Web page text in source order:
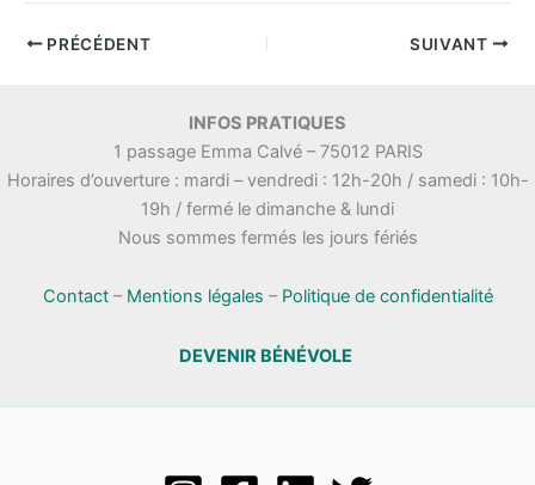
PRÉCÉDENT SUIVANT
INFOS PRATIQUES
1 passage Emma Calvé – 75012 PARIS
Horaires d’ouverture : mardi – vendredi : 12h-20h / samedi : 10h-
19h / fermé le dimanche & lundi
Nous sommes fermés les jours fériés
Contact– Mentions légales – Politique de confidentialité
DEVENIR BÉNÉVOLE